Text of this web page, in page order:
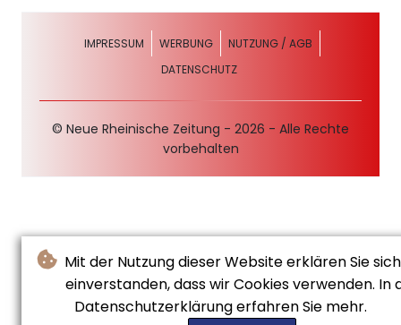
Mit der Nutzung dieser Website erklären Sie
einverstanden, dass wir Cookies verwenden. In
Datenschutzerklärung erfahren Sie mehr.
IMPRESSUM WERBUNG
NUTZUNG / AGB
DATENSCHUTZ
© Neue Rheinische Zeitung - 2026 - Alle Rechte
vorbehalten